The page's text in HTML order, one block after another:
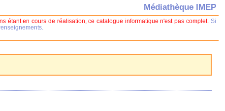
Médiathèque IMEP
étant en cours de réalisation, ce catalogue informatique n'est pas complet. Si